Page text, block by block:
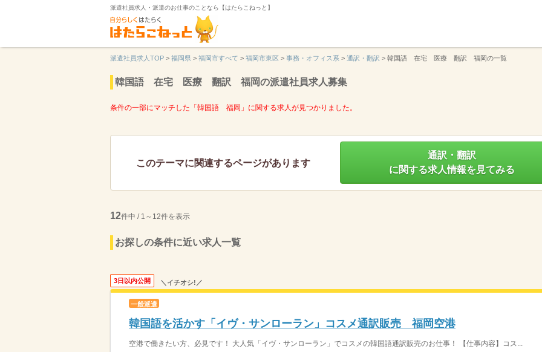
派遣社員求人・派遣のお仕事のことなら【はたらこねっと】
派遣社員求人TOP > 福岡県 > 福岡市すべて > 福岡市東区 > 事務・オフィス系 > 通訳・翻訳 > 韓国語 在宅 医療 翻訳 福岡の一覧
韓国語 在宅 医療 翻訳 福岡の派遣社員求人募集
条件の一部にマッチした「韓国語 福岡」に関する求人が見つかりました。
このテーマに関連するページがあります
通訳・翻訳
に関する求人情報を見てみる
12件中 / 1～12件を表示
お探しの条件に近い求人一覧
3日以内公開 ＼イチオシ!／
一般派遣
韓国語を活かす「イヴ・サンローラン」コスメ通訳販売 福岡空港
空港で働きたい方、必見です！ 大人気「イヴ・サンローラン」でコスメの韓国語通訳販売のお仕事！ 【仕事内容】コス...